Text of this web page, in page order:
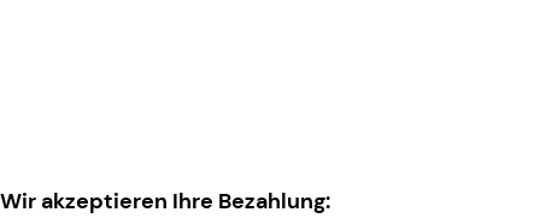
Wir akzeptieren Ihre Bezahlung: